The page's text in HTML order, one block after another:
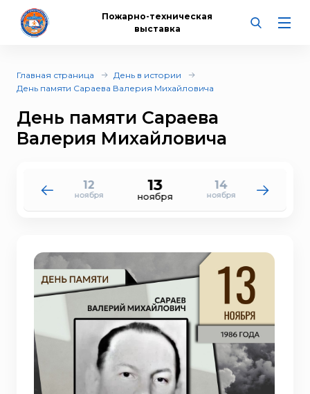
Пожарно-техническая
выставка
Главная страница
День в истории
День памяти Сараева Валерия Михайловича
День памяти Сараева
Валерия Михайловича
12
ноября
13
ноября
14
ноября